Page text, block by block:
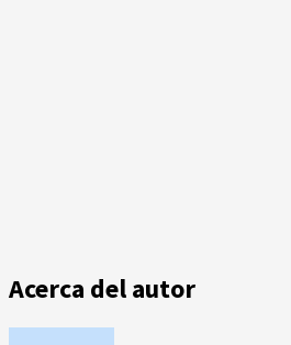
Acerca del autor